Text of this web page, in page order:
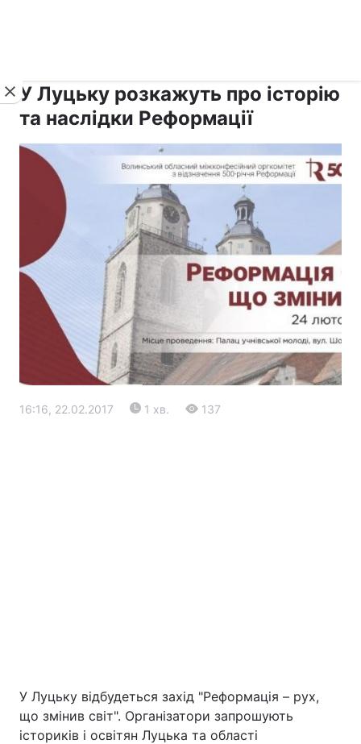
РЕГІОНИ
У Луцьку розкажуть про історію
та наслідки Реформації
16:16, 22.02.2017 1 хв. 137
У Луцьку відбудеться захід "Реформація – рух,
що змінив світ". Організатори запрошують
істориків і освітян Луцька та області